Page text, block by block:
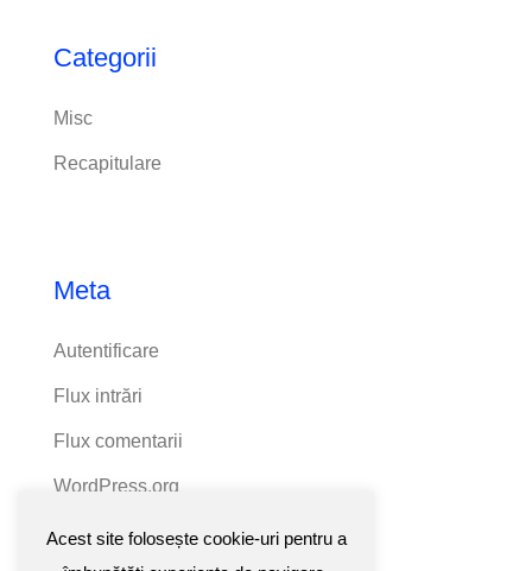
Categorii
Misc
Recapitulare
Meta
Autentificare
Flux intrări
Flux comentarii
WordPress.org
Acest site folosește cookie-uri pentru a